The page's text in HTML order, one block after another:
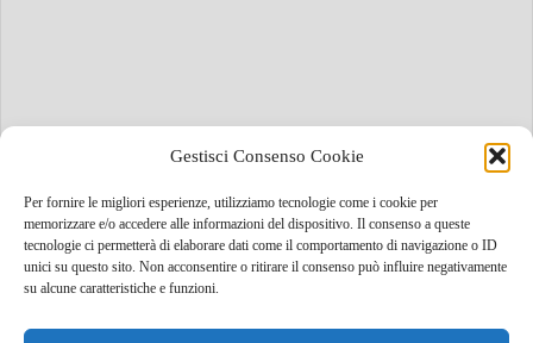
Gestisci Consenso Cookie
Per fornire le migliori esperienze, utilizziamo tecnologie come i cookie per
memorizzare e/o accedere alle informazioni del dispositivo. Il consenso a queste
tecnologie ci permetterà di elaborare dati come il comportamento di navigazione o ID
unici su questo sito. Non acconsentire o ritirare il consenso può influire negativamente
su alcune caratteristiche e funzioni.